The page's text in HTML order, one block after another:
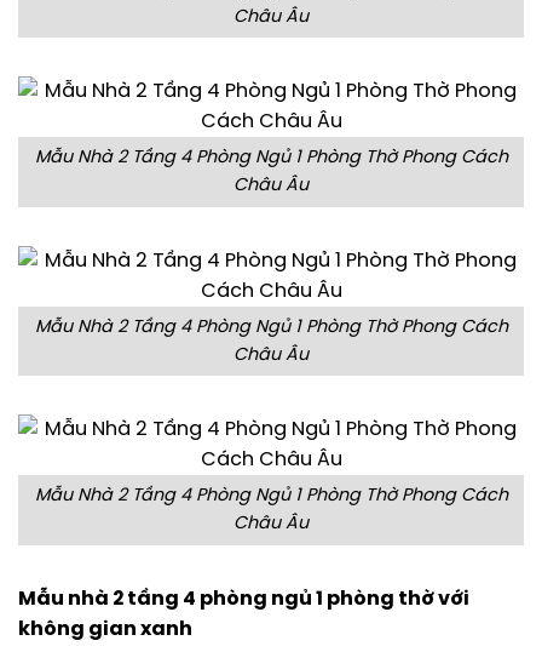
Châu Âu
Mẫu Nhà 2 Tầng 4 Phòng Ngủ 1 Phòng Thờ Phong Cách
Châu Âu
Mẫu Nhà 2 Tầng 4 Phòng Ngủ 1 Phòng Thờ Phong Cách
Châu Âu
Mẫu Nhà 2 Tầng 4 Phòng Ngủ 1 Phòng Thờ Phong Cách
Châu Âu
Mẫu nhà 2 tầng 4 phòng ngủ 1 phòng thờ với
không gian xanh